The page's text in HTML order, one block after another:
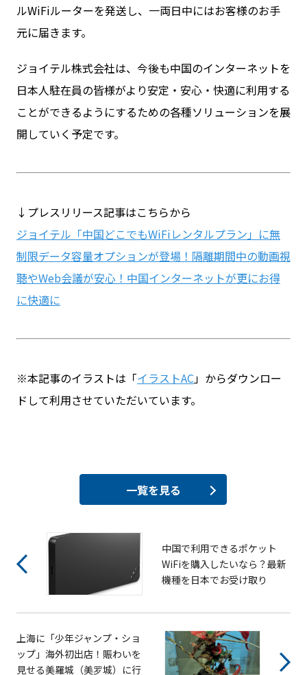
ルWiFiルーターを発送し、一両日中にはお客様のお手
元に届きます。
ジョイテル株式会社は、今後も中国のインターネットを
日本人駐在員の皆様がより安定・安心・快適に利用する
ことができるようにするための各種ソリューションを展
開していく予定です。
↓プレスリリース記事はこちらから
ジョイテル「中国どこでもWiFiレンタルプラン」に無
制限データ容量オプションが登場！隔離期間中の動画視
聴やWeb会議が安心！中国インターネットが更にお得
に快適に
※本記事のイラストは「イラストAC」からダウンロー
ドして利用させていただいています。
一覧を見る
中国で利用できるポケット
WiFiを購入したいなら？最新
機種を日本でお受け取り
上海に「少年ジャンプ・ショ
ップ」海外初出店！賑わいを
見せる美羅城（美罗城）に行